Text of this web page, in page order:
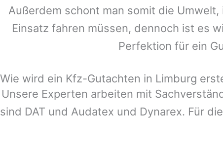
Außerdem schont man somit die
Einsatz fahren müssen, dennoch ist es
Perfektion für ein
Wie wird ein Kfz-Gutachten in Limburg
Unsere Experten arbeiten mit
sind DAT und Audatex und Dynarex. Für